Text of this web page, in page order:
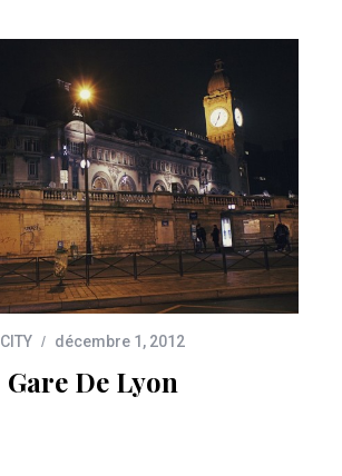
CITY décembre 1, 2012
Gare De Lyon